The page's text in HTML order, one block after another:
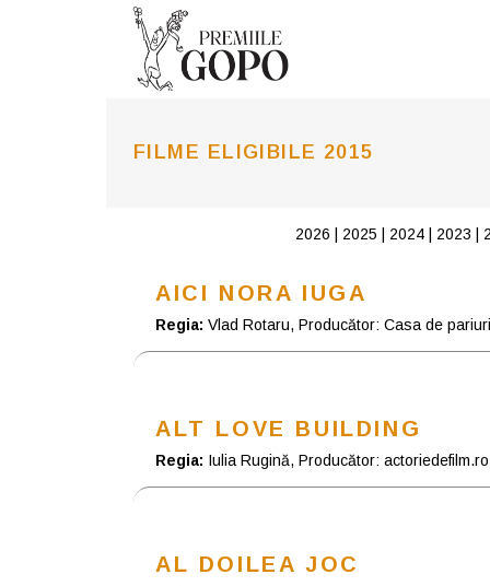
FILME ELIGIBILE 2015
2026 2025 2024| 2023
AICI NORA IUGA
Regia: Vlad Rotaru, Producător: Casa de
ALT LOVE BUILDING
Regia: Iulia Rugină, Producător: actoriedefilm.ro
AL DOILEA JOC